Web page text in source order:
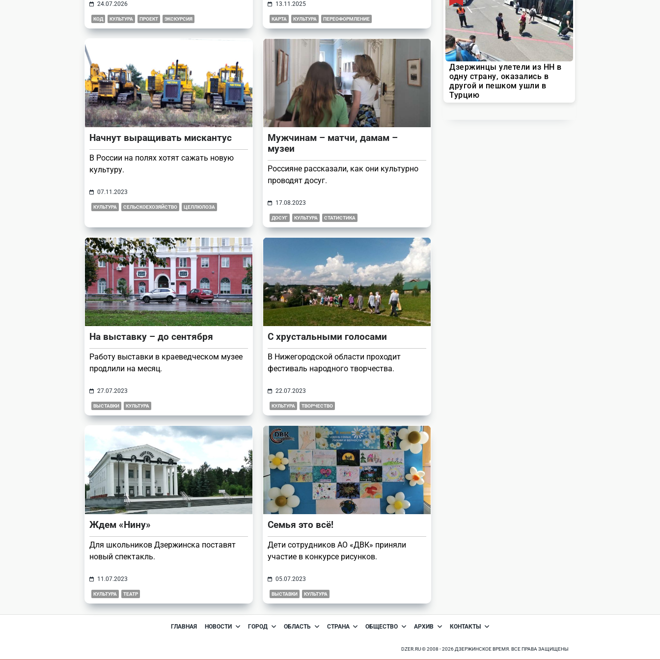
24.07.2026
КОД КУЛЬТУРА ПРОЕКТ ЭКСКУРСИЯ
13.11.2025
КАРТА КУЛЬТУРА ПЕРЕОФОРМЛЕНИЕ
Начнут выращивать мискантус
В России на полях хотят сажать новую
культуру.
07.11.2023
КУЛЬТУРА СЕЛЬСКОЕХОЗЯЙСТВО ЦЕЛЛЮЛОЗА
Мужчинам – матчи, дамам –
музеи
Россияне рассказали, как они культурно
проводят досуг.
17.08.2023
ДОСУГ КУЛЬТУРА СТАТИСТИКА
На выставку – до сентября
Работу выставки в краеведческом музее
продлили на месяц.
27.07.2023
ВЫСТАВКИ КУЛЬТУРА
С хрустальными голосами
В Нижегородской области проходит
фестиваль народного творчества.
22.07.2023
КУЛЬТУРА ТВОРЧЕСТВО
Ждем «Нину»
Для школьников Дзержинска поставят
новый спектакль.
11.07.2023
КУЛЬТУРА ТЕАТР
Семья это всё!
Дети сотрудников АО «ДВК» приняли
участие в конкурсе рисунков.
05.07.2023
ВЫСТАВКИ КУЛЬТУРА
ГЛАВНАЯ НОВОСТИ ГОРОД ОБЛАСТЬ СТРАНА ОБЩЕСТВО АРХИВ КОНТАКТЫ
DZER.RU © 2008 - 2026 ДЗЕРЖИНСКОЕ ВРЕМЯ. ВСЕ ПРАВА ЗАЩИЩЕНЫ